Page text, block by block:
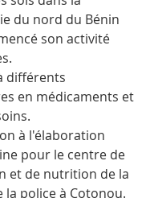
du nord du Bénin
son activité
différents
en médicaments et
à l'élaboration
pour le centre de
et de nutrition de la
la police à Cotonou.